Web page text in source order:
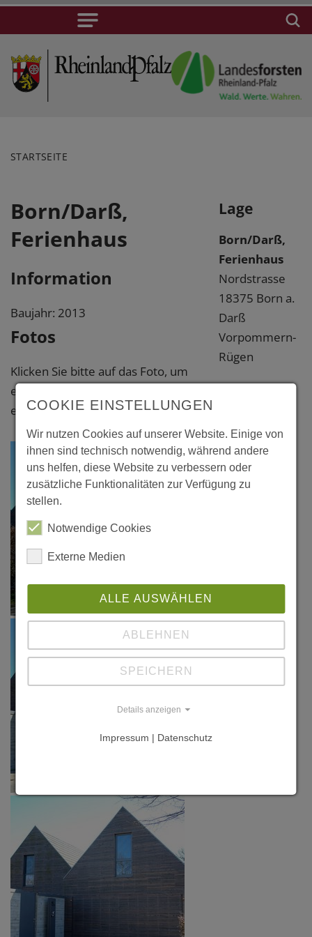
STARTSEITE
Born/Darß,
Ferienhaus
Information
Baujahr: 2013
Fotos
Klicken Sie bitte auf das Foto, um
eine vergrößerte Darstellung zu
erhalten.
Lage
Born/Darß,
Ferienhaus
Nordstrasse
18375 Born a.
Darß
Vorpommern-
Rügen
COOKIE EINSTELLUNGEN
Wir nutzen Cookies auf unserer Website. Einige von
ihnen sind technisch notwendig, während andere
uns helfen, diese Website zu verbessern oder
zusätzliche Funktionalitäten zur Verfügung zu
stellen.
Notwendige Cookies
Externe Medien
ALLE AUSWÄHLEN
ABLEHNEN
SPEICHERN
Details anzeigen
Impressum | Datenschutz